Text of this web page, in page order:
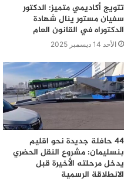
تتويج أكاديمي متميز: الدكتور
سفيان مستور ينال شهادة
الدكتوراه في القانون العام
الأحد 14 ديسمبر 2025
44 حافلة جديدة نحو اقليم
بنسليمان: مشروع النقل الحضري
يدخل مرحلته الأخيرة قبل
الانطلاقة الرسمية